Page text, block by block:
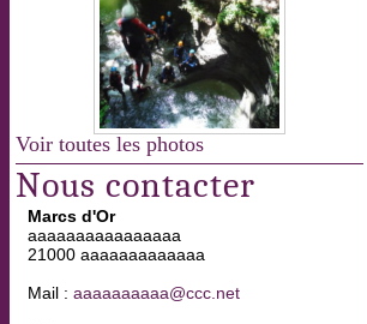
Voir toutes les photos
Nous contacter
Marcs d'Or
aaaaaaaaaaaaaaaa
21000 aaaaaaaaaaaaa
Mail : aaaaaaaaaa@ccc.net